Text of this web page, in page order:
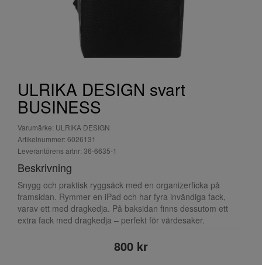
ULRIKA DESIGN svart
BUSINESS
Varumärke: ULRIKA DESIGN
Artikelnummer: 6026131
Leverantörens artnr: 36-6635-1
Beskrivning
Snygg och praktisk ryggsäck med en organizerficka på
framsidan. Rymmer en iPad och har fyra invändiga fack,
varav ett med dragkedja. På baksidan finns dessutom ett
extra fack med dragkedja – perfekt för värdesaker.
800 kr